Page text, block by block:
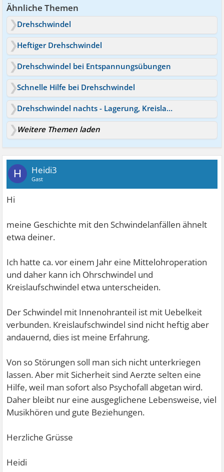
Ähnliche Themen
Drehschwindel
Heftiger Drehschwindel
Drehschwindel bei Entspannungsübungen
Schnelle Hilfe bei Drehschwindel
Drehschwindel nachts - Lagerung, Kreislauf, psychisch?!
Weitere Themen laden
H Heidi3
Gast
Hi
meine Geschichte mit den Schwindelanfällen ähnelt
etwa deiner.
Ich hatte ca. vor einem Jahr eine Mittelohroperation
und daher kann ich Ohrschwindel und
Kreislaufschwindel etwa unterscheiden.
Der Schwindel mit Innenohranteil ist mit Uebelkeit
verbunden. Kreislaufschwindel sind nicht heftig aber
andauernd, dies ist meine Erfahrung.
Von so Störungen soll man sich nicht unterkriegen
lassen. Aber mit Sicherheit sind Aerzte selten eine
Hilfe, weil man sofort also Psychofall abgetan wird.
Daher bleibt nur eine ausgeglichene Lebensweise, viel
Musikhören und gute Beziehungen.
Herzliche Grüsse
Heidi